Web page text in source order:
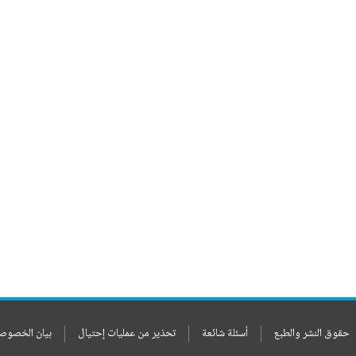
حقوق النشر والطبع أسئلة شائعة تحذير من عمليات إحتيال بيان